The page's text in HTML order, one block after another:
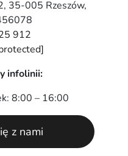
35-005 Rzeszów,
912
infolinii:
8:00 – 16:00
z nami